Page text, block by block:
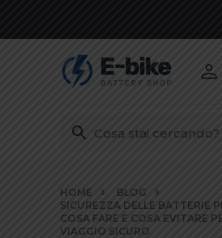
contenuti
HOME
BLOG
SICUREZZA DELLE BATTERIE
COSA FARE E COSA EVITARE
VIAGGIO SICURO